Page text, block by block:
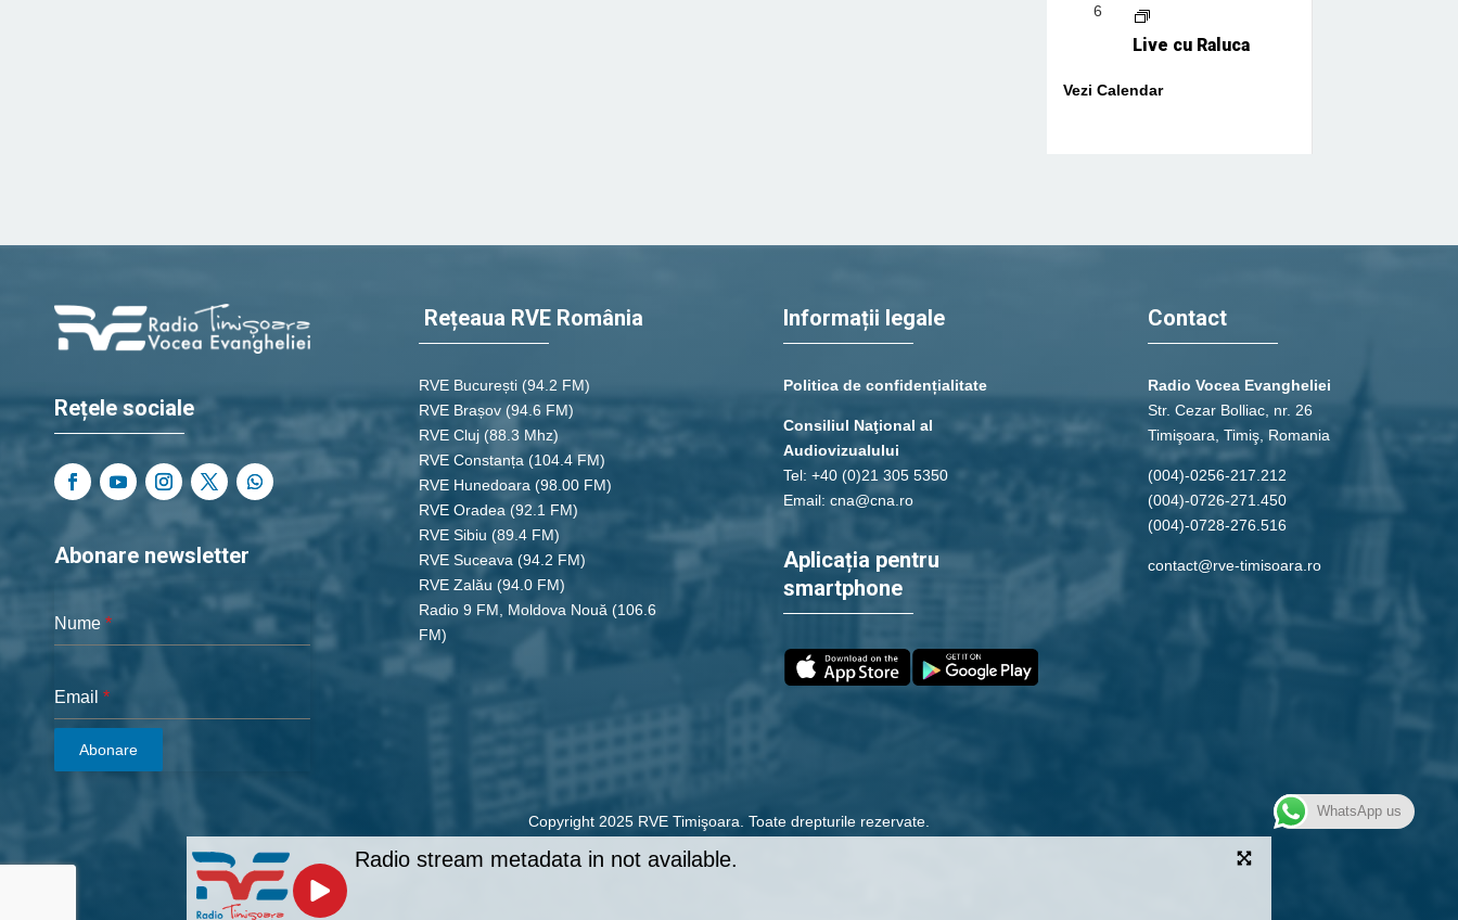
6
Live cu Raluca
Vezi Calendar
Rețele sociale
Abonare newsletter
Nume *
Email *
Abonare
Rețeaua RVE România
RVE București (94.2 FM)
RVE Brașov (94.6 FM)
RVE Cluj (88.3 Mhz)
RVE Constanța (104.4 FM)
RVE Hunedoara (98.00 FM)
RVE Oradea (92.1 FM)
RVE Sibiu (89.4 FM)
RVE Suceava (94.2 FM)
RVE Zalău (94.0 FM)
Radio 9 FM, Moldova Nouă (106.6
FM)
Informații legale
Politica de confidențialitate
Consiliul Naţional al
Audiovizualului
Tel: +40 (0)21 305 5350
Email: cna@cna.ro
Aplicația pentru
smartphone
Contact
Radio Vocea Evangheliei
Str. Cezar Bolliac, nr. 26
Timişoara, Timiş, Romania
(004)-0256-217.212
(004)-0726-271.450
(004)-0728-276.516
contact@rve-timisoara.ro
Copyright 2025 RVE Timişoara. Toate drepturile rezervate.
Radio stream metadata in not available.
WhatsApp us